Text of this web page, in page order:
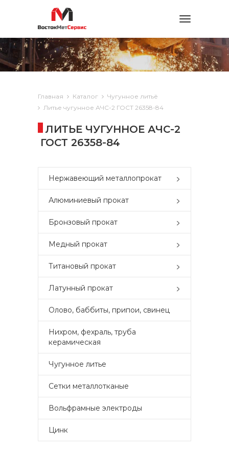
Toggle
Главная Каталог
Чугунное литьё
Литье чугунное АЧС-2 ГОСТ 26358-84
ЛИТЬЕ ЧУГУННОЕ АЧС-2
ГОСТ 26358-84
Нержавеющий металлопрокат
Алюминиевый прокат
Бронзовый прокат
Медный прокат
Титановый прокат
Латунный прокат
Олово, баббиты, припои, свинец
Нихром, фехраль, труба
керамическая
Чугунное литье
Сетки металлотканые
Вольфрамные электроды
Цинк